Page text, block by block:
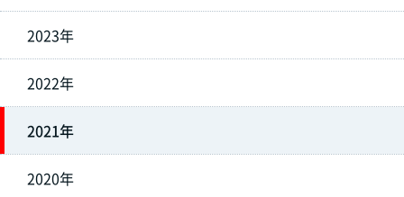
2023年
2022年
2021年
2020年